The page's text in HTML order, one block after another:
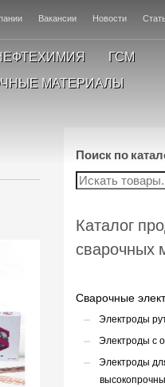
Вакансии Новости
ГСМ
МАТЕРИАЛЫ
Поиск по
Каталог
сварочных
Сварочные
Электроды
Электроды с
Электроды